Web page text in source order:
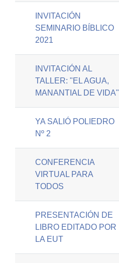
INVITACIÓN
SEMINARIO BÍBLICO
2021
INVITACIÓN AL
TALLER: "EL AGUA,
MANANTIAL DE VIDA"
YA SALIÓ POLIEDRO
Nº 2
CONFERENCIA
VIRTUAL PARA
TODOS
PRESENTACIÓN DE
LIBRO EDITADO POR
LA EUT